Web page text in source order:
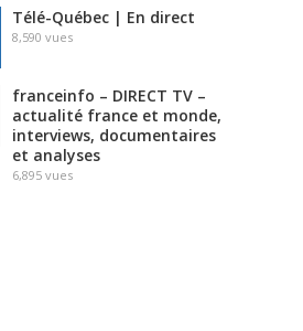
Télé-Québec | En direct
8,590 vues
franceinfo – DIRECT TV –
actualité france et monde,
interviews, documentaires
et analyses
6,895 vues